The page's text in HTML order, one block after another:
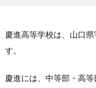
慶進高等学校は、山口
す。
慶進には、中等部・高